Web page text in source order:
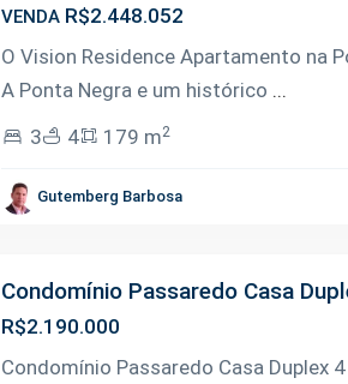
VENDA R$2.448.052
O Vision Residence Apartamento na
A Ponta Negra e um histórico ...
3
4 179 m2
Gutemberg Barbosa
Condomínio Passaredo Casa
R$2.190.000
Condomínio Passaredo Casa Duplex